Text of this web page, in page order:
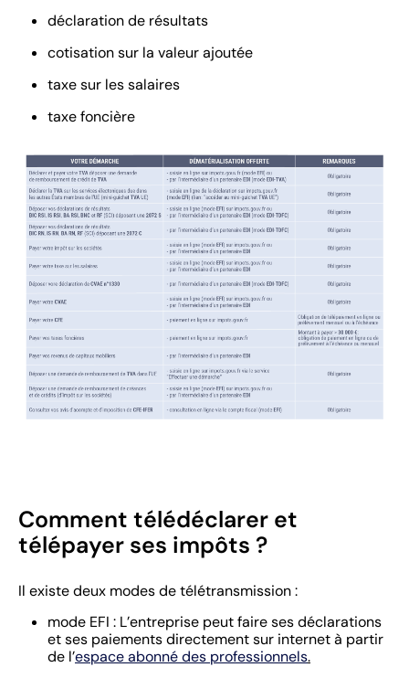
déclaration de résultats
cotisation sur la valeur ajoutée
taxe sur les salaires
taxe foncière
Comment télédéclarer et
télépayer ses impôts ?
Il existe deux modes de télétransmission :
mode EFI : L’entreprise peut faire ses déclarations
et ses paiements directement sur internet à partir
de l’espace abonné des professionnels.